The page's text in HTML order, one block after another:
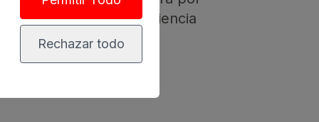
ofrecen una experiencia
Rechazar todo